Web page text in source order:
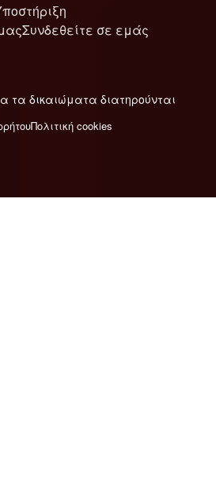
Συνδεθείτε σε εμάς
τα δικαιώματα διατηρούνται
Πολιτική cookies